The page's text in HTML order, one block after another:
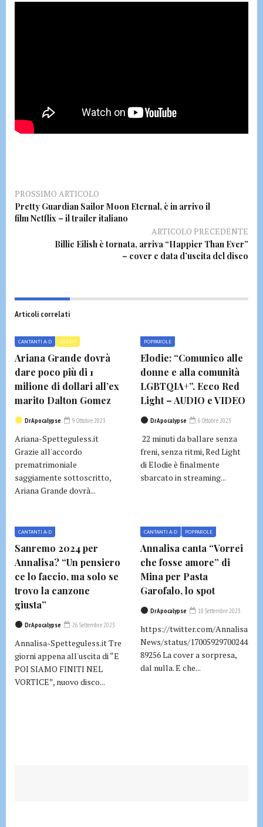
PROSSIMO ARTICOLO
Pretty Guardian Sailor Moon Eternal, è in arrivo il
film Netflix – il trailer italiano
ARTICOLO PRECEDENTE
Billie Eilish è tornata, arriva “Happier Than Ever”
– cover e data d’uscita del disco
Articoli correlati
CANTANTI A-D GOSSIP
Ariana Grande dovrà
dare poco più di 1
milione di dollari all’ex
marito Dalton Gomez
DrApocalypse 9 Ottobre 2023
Ariana-Spetteguless.it
Grazie all'accordo
prematrimoniale
saggiamente sottoscritto,
Ariana Grande dovrà...
POPPAROLE
Elodie: “Comunico alle
donne e alla comunità
LGBTQIA+”. Ecco Red
Light – AUDIO e VIDEO
DrApocalypse 6 Ottobre 2023
22 minuti da ballare senza
freni, senza ritmi, Red Light
di Elodie è finalmente
sbarcato in streaming...
CANTANTI A-D
Sanremo 2024 per
Annalisa? “Un pensiero
ce lo faccio, ma solo se
trovo la canzone
giusta”
DrApocalypse 26 Settembre 2023
Annalisa-Spetteguless.it Tre
giorni appena all'uscita di “E
POI SIAMO FINITI NEL
VORTICE”, nuovo disco...
CANTANTI A-D POPPAROLE
Annalisa canta “Vorrei
che fosse amore” di
Mina per Pasta
Garofalo, lo spot
DrApocalypse 10 Settembre 2023
https://twitter.com/Annalisa
News/status/17005929700244
89256 La cover a sorpresa,
dal nulla. E che...